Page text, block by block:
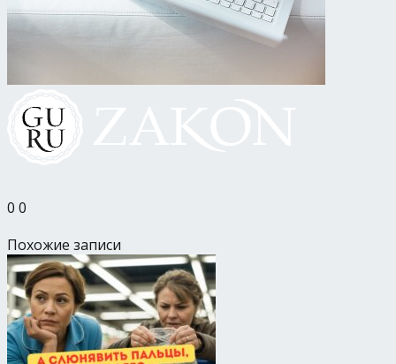
0 0
Похожие записи